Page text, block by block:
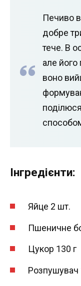
Печиво
добре
тече. В
але його
воно
Інгредієнти:
Яйце 2 шт.
Пшеничне
Цукор 130 г
Розпушувач